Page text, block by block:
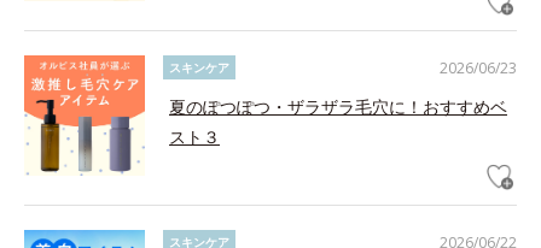
2026/06/23
スキンケア
夏のぽつぽつ・ザラザラ毛穴に！おすすめベ
スト３
2026/06/22
スキンケア